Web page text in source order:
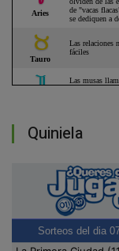
Quiniela